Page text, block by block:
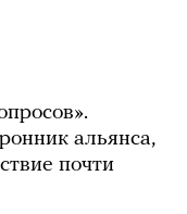
альянса,
почти